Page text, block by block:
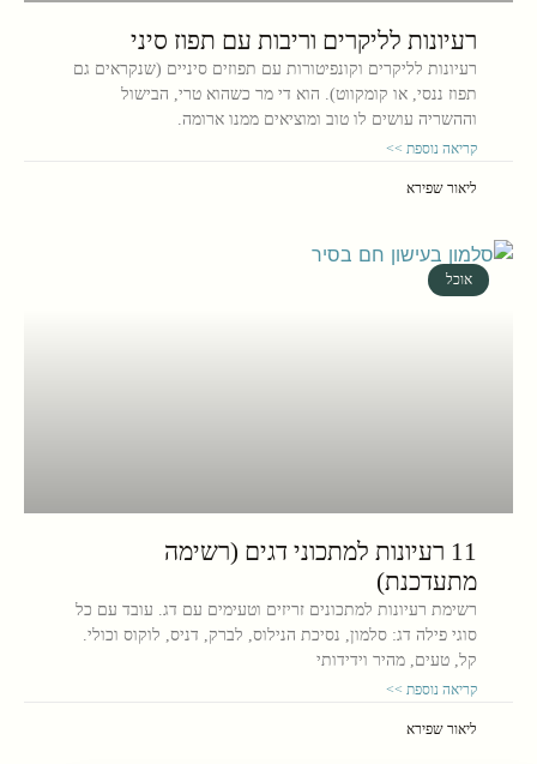
רעיונות לליקרים וריבות עם תפוז סיני
רעיונות לליקרים וקונפיטורות עם תפוזים סיניים (שנקראים גם
תפוז ננסי, או קומקווט). הוא די מר כשהוא טרי, הבישול
וההשריה עושים לו טוב ומוציאים ממנו ארומה.
קריאה נוספת >>
ליאור שפירא
אוכל
11 רעיונות למתכוני דגים (רשימה
מתעדכנת)
רשימת רעיונות למתכונים זריזים וטעימים עם דג. עובד עם כל
סוגי פילה דג: סלמון, נסיכת הנילוס, לברק, דניס, לוקוס וכולי.
קל, טעים, מהיר וידידותי
קריאה נוספת >>
ליאור שפירא